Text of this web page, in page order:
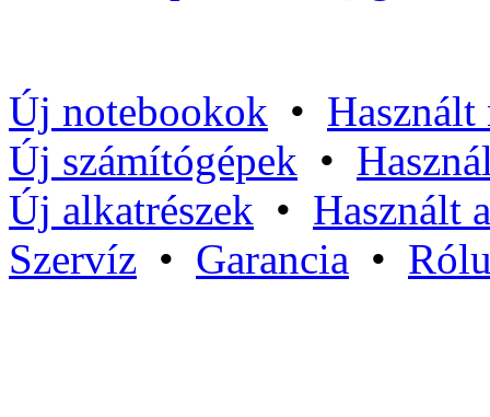
Új notebookok •
Új számítógépek •
Új alkatrészek • Használt
Szervíz • Garancia •